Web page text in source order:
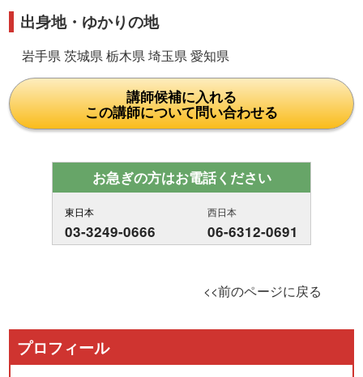
出身地・ゆかりの地
岩手県 茨城県 栃木県 埼玉県 愛知県
講師候補に入れる
この講師について問い合わせる
お急ぎの方はお電話ください
東日本
03-3249-0666
西日本
06-6312-0691
<<前のページに戻る
プロフィール